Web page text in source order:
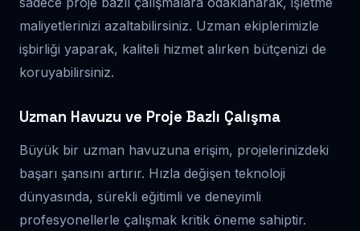
maliyetlerinizi azaltabilirsiniz. Uzman ekiplerimizle
işbirliği yaparak, kaliteli hizmet alırken bütçenizi de
koruyabilirsiniz.
Uzman Havuzu ve Proje Bazlı Çalışma
Büyük bir uzman havuzuna erişim, projelerinizdeki
başarı şansını artırır. Hızla değişen teknoloji
dünyasında, sürekli eğitimli ve deneyimli
profesyonellerle çalışmak kritik öneme sahiptir.